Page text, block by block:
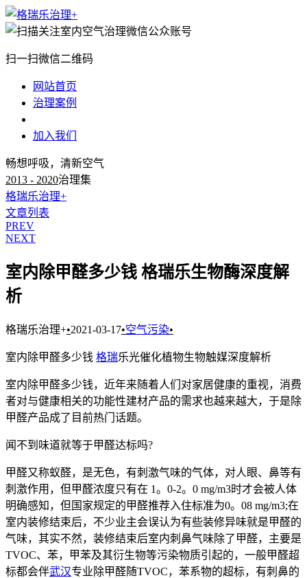
扫一扫微信二维码
网站首页
治理案例
加入我们
畅想呼吸，清新空气
2013 - 2020治理集
格瑞乐治理+
文章列表
PREV
NEXT
室内除甲醛多少钱 格瑞乐生物酶深度解
析
格瑞乐治理+•2021-03-17•空气污染•
室内除甲醛多少钱 格瑞乐光催化植物生物触媒深度解析
室内除甲醛多少钱，近年来随着人们对家居健康的重视，消费
者对与健康相关的功能性建材产品的需求也越来越大，于是除
甲醛产品成了目前热门话题。
闻不到味道就等于甲醛达标吗?
甲醛又称蚁醛，是无色，有刺激气味的气体，对人眼、鼻等有
刺激作用，但甲醛浓度只有在 1。0-2。0 mg/m3时才会被人体
明确感知，但国家规定的甲醛推荐入住标准为0。08 mg/m3;在
室内装修结束后，不少业主会误认为有些装修异味就是甲醛的
气味，其实不然，装修结束后室内刺鼻气味除了甲醛，主要是
TVOC、苯，甲苯及其衍生物等污染物质引起的，一般甲醛超
标都会伴武汉专业除甲醛随TVOC，苯系物的超标，有刺鼻的